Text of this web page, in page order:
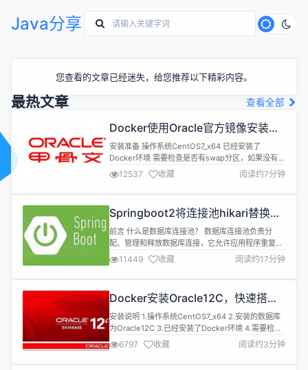
Java分享
您查看的文章已经迷失，给您推荐以下精彩内容。
最热文章 查看全部
Docker使用Oracle官方镜像安装
(12C,18C,19C)
安装准备 操作系统CentOS7_x64 已经安装了
Docker环境 需要检查是否有swap分区，如果没有请
设置 Oracle官方dockerfiles下载 1.下载 地
址:https://github.com/oracle/docker-images 2.
上传 解压后打开docker-images-
12537 收藏 阅读约7分钟
Springboot2将连接池hikari替换为
druid，体验最强大的数据库连接池
前言 什么是数据库连接池？ 数据库连接池负责分
配、管理和释放数据库连接，它允许应用程序重复使
用一个现有的数据库连接，而不是再重新建立一个；
释放空闲时间超过最大空闲时间的数据库连接来避免
因为没有释放数据库连接而引起的数据库连接遗漏。
接池对比 Druid： Druid是Java语言中最好的数据库
连接池，Druid能...
11449 收藏 阅读约17分钟
Docker安装Oracle12C，快速搭建
Oracle学习环境
安装说明 1.操作系统CentOS7_x64 2.安装的数据库
为Oracle12C 3.已经安装了Docker环境 4.需要检查
是否有swap分区，如果没有请设置 安装 1.Docker安
装 镜像准备 sh 复制代码 docker pull
sath89/oracle-12c 启动镜像 sh 复制代码 docker
6797 收藏 阅读约3分钟